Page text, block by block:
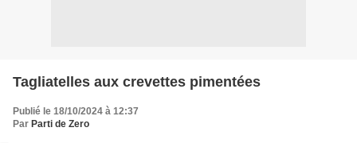
Tagliatelles aux crevettes pimentées
Publié le 18/10/2024 à 12:37
Par Parti de Zero